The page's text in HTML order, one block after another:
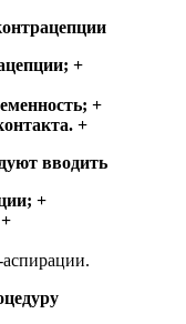
+
+
+
вводить
+